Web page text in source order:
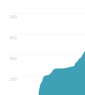
200
300
400
500